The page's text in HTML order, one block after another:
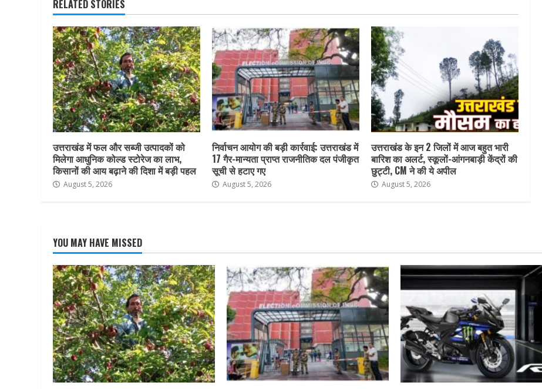
RELATED STORIES
उत्तराखंड में फल और सब्जी उत्पादकों को
मिलेगा आधुनिक कोल्ड स्टोरेज का लाभ,
किसानों की आय बढ़ाने की दिशा में बड़ी पहल
August 5, 2026
निर्वाचन आयोग की बड़ी कार्रवाई: उत्तराखंड में
17 गैर-मान्यता प्राप्त राजनीतिक दल पंजीकृत
सूची से हटाए गए
August 5, 2026
उत्तराखंड के इन 2 जिलों में आज बहुत भारी
बारिश का अलर्ट, स्कूलों-आंगनबाड़ी केंद्रों की
छुट्टी, CM ने की ये अपील
August 5, 2026
YOU MAY HAVE MISSED